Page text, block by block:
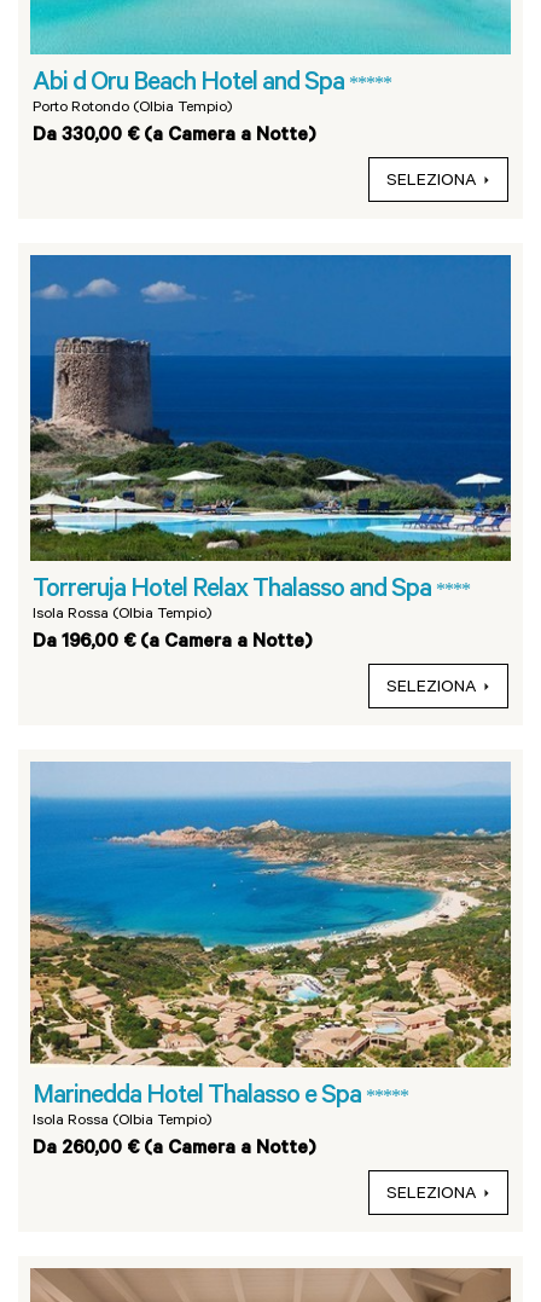
Abi d Oru Beach Hotel and Spa *****
Porto Rotondo (Olbia Tempio)
Da 330,00 € (a Camera a Notte)
SELEZIONA
Torreruja Hotel Relax Thalasso and Spa ****
Isola Rossa (Olbia Tempio)
Da 196,00 € (a Camera a Notte)
SELEZIONA
Marinedda Hotel Thalasso e Spa *****
Isola Rossa (Olbia Tempio)
Da 260,00 € (a Camera a Notte)
SELEZIONA